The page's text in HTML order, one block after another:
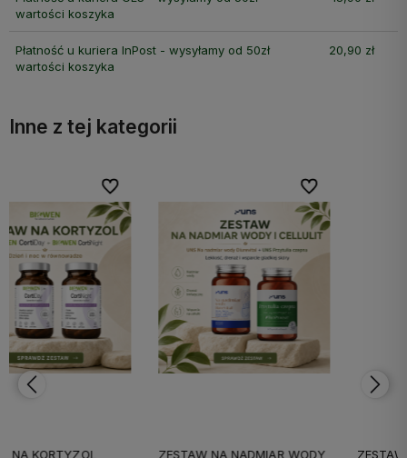
wartości koszyka
Płatność u kuriera InPost - wysyłamy od 50zł
wartości koszyka
20,90 zł
Inne z tej kategorii
ZESTAW NA NADMIAR WODY ZESTAW ZDROWE STAWY